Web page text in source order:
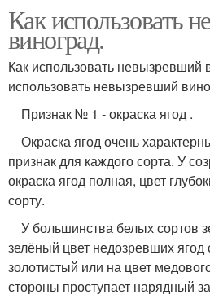
Как использовать
виноград.
Как использовать невызревший
использовать невызревший
Признак № 1 - окраска ягод .
Окраска ягод очень
признак для каждого сорта. У
окраска ягод полная, цвет
сорту.
У большинства белых сортов
зелёный цвет недозревших
золотистый или на цвет
стороны проступает нарядный